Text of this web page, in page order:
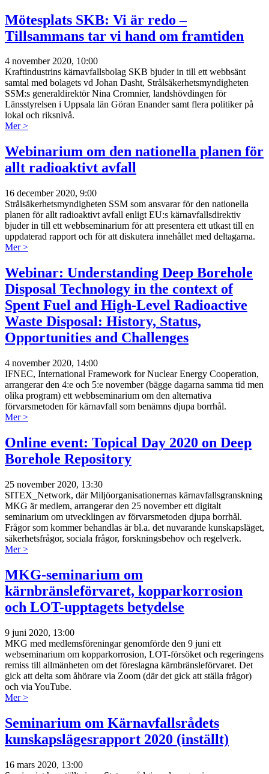
Mötesplats SKB: Vi är redo –
Tillsammans tar vi hand om framtiden
4 november 2020, 10:00
Kraftindustrins kärnavfallsbolag SKB bjuder in till ett webbsänt
samtal med bolagets vd Johan Dasht, Strålsäkerhetsmyndigheten
SSM:s generaldirektör Nina Cromnier, landshövdingen för
Länsstyrelsen i Uppsala län Göran Enander samt flera politiker på
lokal och riksnivå.
Mer >
Webinarium om den nationella planen för
allt radioaktivt avfall
16 december 2020, 9:00
Strålsäkerhetsmyndigheten SSM som ansvarar för den nationella
planen för allt radioaktivt avfall enligt EU:s kärnavfallsdirektiv
bjuder in till ett webbseminarium för att presentera ett utkast till en
uppdaterad rapport och för att diskutera innehållet med deltagarna.
Mer >
Webinar: Understanding Deep Borehole
Disposal Technology in the context of
Spent Fuel and High-Level Radioactive
Waste Disposal: History, Status,
Opportunities and Challenges
4 november 2020, 14:00
IFNEC, International Framework for Nuclear Energy Cooperation,
arrangerar den 4:e och 5:e november (bägge dagarna samma tid men
olika program) ett webbseminarium om den alternativa
förvarsmetoden för kärnavfall som benämns djupa borrhål.
Mer >
Online event: Topical Day 2020 on Deep
Borehole Repository
25 november 2020, 13:30
SITEX_Network, där Miljöorganisationernas kärnavfallsgranskning
MKG är medlem, arrangerar den 25 november ett digitalt
seminarium om utvecklingen av förvarsmetoden djupa borrhål.
Frågor som kommer behandlas är bl.a. det nuvarande kunskapsläget,
säkerhetsfrågor, sociala frågor, forskningsbehov och regelverk.
Mer >
MKG-seminarium om
kärnbränsleförvaret, kopparkorrosion
och LOT-upptagets betydelse
9 juni 2020, 13:00
MKG med medlemsföreningar genomförde den 9 juni ett
webseminarium om kopparkorrosion, LOT-försöket och regeringens
remiss till allmänheten om det föreslagna kärnbränsleförvaret. Det
gick att delta som åhörare via Zoom (där det gick att ställa frågor)
och via YouTube.
Mer >
Seminarium om Kärnavfallsrådets
kunskapslägesrapport 2020 (inställt)
16 mars 2020, 13:00